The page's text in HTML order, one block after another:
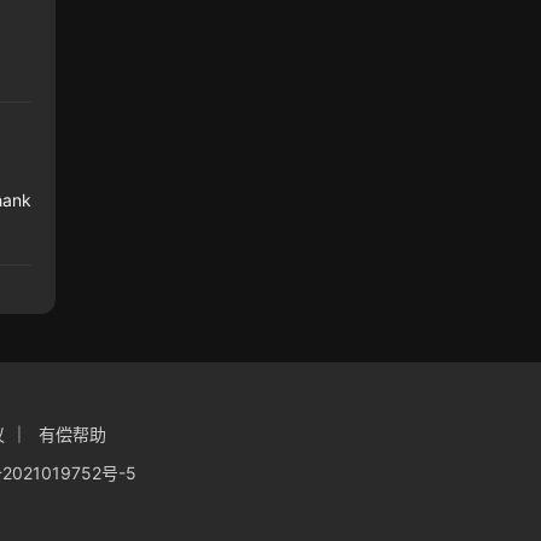
有偿帮助
2021019752号-5